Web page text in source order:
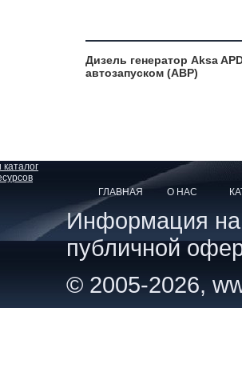
Дизель генератор Aksa
автозапуском (АВР)
ГЛАВНАЯ О НАС
Информация на
публичной
© 2005-2026,